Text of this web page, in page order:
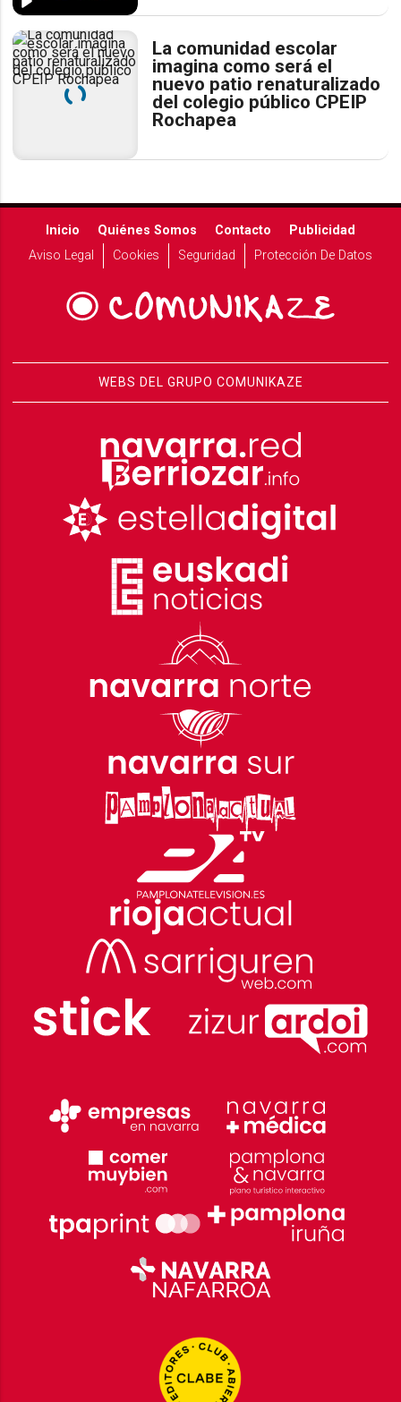
La comunidad escolar
imagina como será el
nuevo patio renaturalizado
del colegio público CPEIP
Rochapea
Inicio Quiénes Somos Contacto
Publicidad
Aviso Legal
Cookies Seguridad Protección De Datos
WEBS DEL GRUPO COMUNIKAZE